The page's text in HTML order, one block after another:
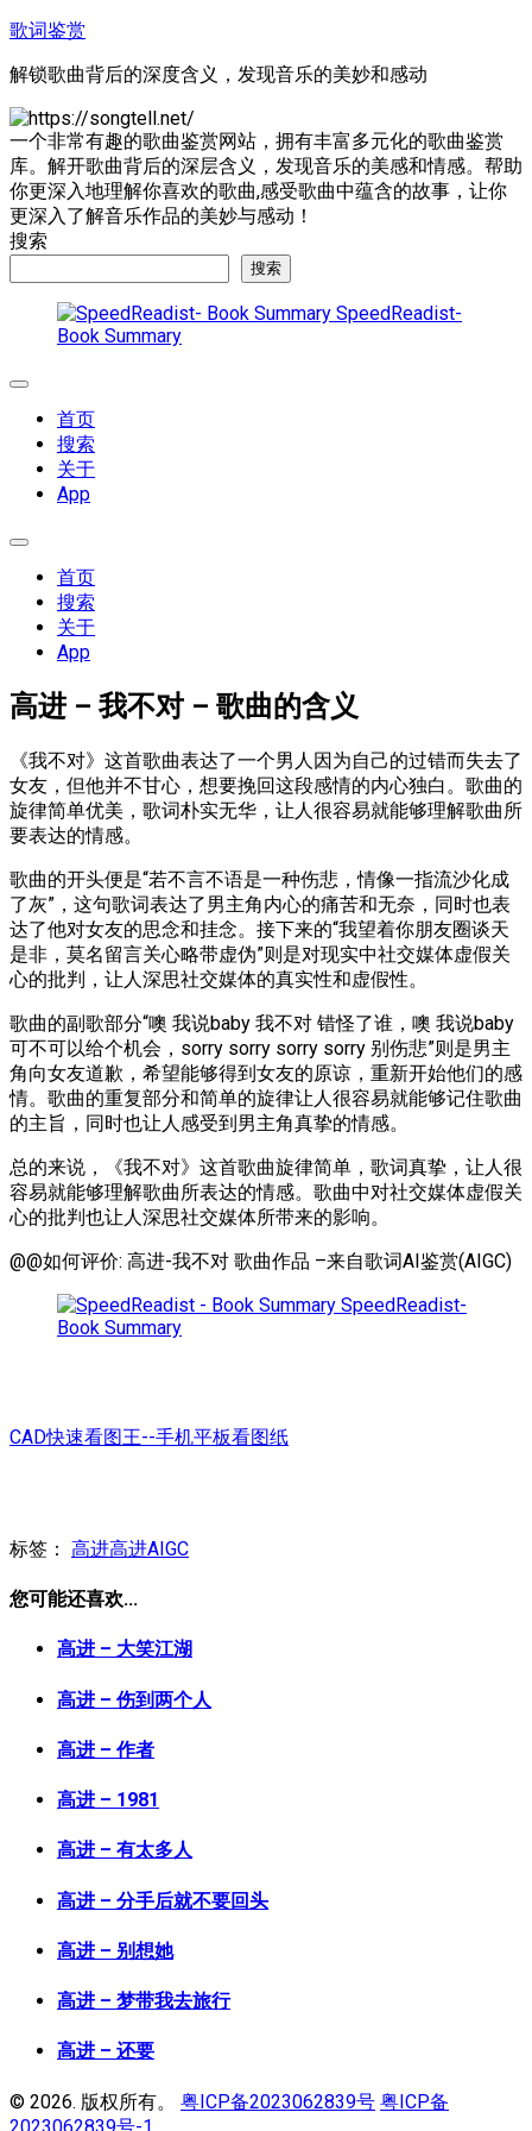
跳
内
容
歌词鉴赏
解锁歌曲背后的深度含义，发现音乐的美妙和感动
一个非常有趣的歌曲鉴赏网站，拥有丰富多元化的歌曲鉴赏
库。解开歌曲背后的深层含义，发现音乐的美感和情感。帮助
你更深入地理解你喜欢的歌曲,感受歌曲中蕴含的故事，让你
更深入了解音乐作品的美妙与感动！
搜索
搜索
SpeedReadist-
Book Summary
展
首页
搜索
关于
App
展
首页
搜索
关于
App
高进 – 我不对 – 歌曲的含义
《我不对》这首歌曲表达了一个男人因为自己的过错而失去了
女友，但他并不甘心，想要挽回这段感情的内心独白。歌曲的
旋律简单优美，歌词朴实无华，让人很容易就能够理解歌曲所
要表达的情感。
歌曲的开头便是“若不言不语是一种伤悲，情像一指流沙化成
了灰”，这句歌词表达了男主角内心的痛苦和无奈，同时也表
达了他对女友的思念和挂念。接下来的“我望着你朋友圈谈天
是非，莫名留言关心略带虚伪”则是对现实中社交媒体虚假关
心的批判，让人深思社交媒体的真实性和虚假性。
歌曲的副歌部分“噢 我说baby 我不对 错怪了谁，噢 我说baby
可不可以给个机会，sorry sorry sorry sorry 别伤悲”则是男主
角向女友道歉，希望能够得到女友的原谅，重新开始他们的感
情。歌曲的重复部分和简单的旋律让人很容易就能够记住歌曲
的主旨，同时也让人感受到男主角真挚的情感。
总的来说，《我不对》这首歌曲旋律简单，歌词真挚，让人很
容易就能够理解歌曲所表达的情感。歌曲中对社交媒体虚假关
心的批判也让人深思社交媒体所带来的影响。
@@如何评价: 高进-我不对 歌曲作品 –来自歌词AI鉴赏(AIGC)
SpeedReadist-
Book Summary
CAD快速看图王--手机平板看图纸
标签： 高进高进AIGC
您可能还喜欢...
高进 – 大笑江湖
高进 – 伤到两个人
高进 – 作者
高进 – 1981
高进 – 有太多人
高进 – 分手后就不要回头
高进 – 别想她
高进 – 梦带我去旅行
高进 – 还要
© 2026. 版权所有。 粤ICP备2023062839号 粤ICP备